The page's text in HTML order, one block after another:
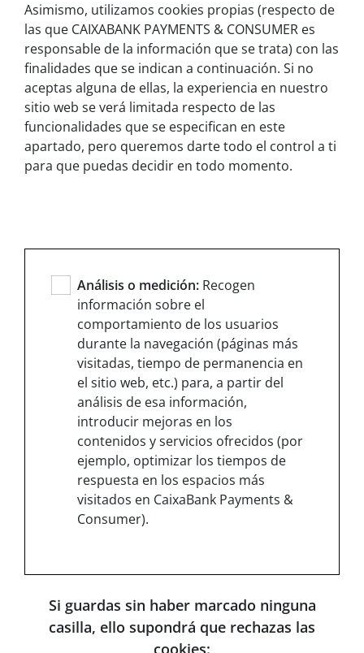
Asimismo, utilizamos cookies propias (respecto de
las que CAIXABANK PAYMENTS & CONSUMER es
responsable de la información que se trata) con las
finalidades que se indican a continuación. Si no
aceptas alguna de ellas, la experiencia en nuestro
sitio web se verá limitada respecto de las
funcionalidades que se especifican en este
apartado, pero queremos darte todo el control a ti
para que puedas decidir en todo momento.
Análisis o medición: Recogen
información sobre el
comportamiento de los usuarios
durante la navegación (páginas más
visitadas, tiempo de permanencia en
el sitio web, etc.) para, a partir del
análisis de esa información,
introducir mejoras en los
contenidos y servicios ofrecidos (por
ejemplo, optimizar los tiempos de
respuesta en los espacios más
visitados en CaixaBank Payments &
Consumer).
Si guardas sin haber marcado ninguna
casilla, ello supondrá que rechazas las
cookies: